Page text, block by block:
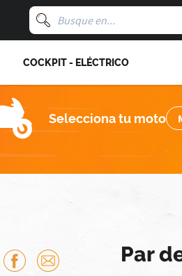
COCKPIT - ELÉCTRICO
Selecciona tu moto
Par